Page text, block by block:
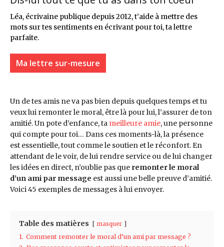
Léa, écrivaine publique depuis 2012, t’aide à mettre des
mots sur tes sentiments en écrivant pour toi, ta lettre
parfaite.
Ma lettre sur-mesure
Un de tes amis ne va pas bien depuis quelques temps et tu
veux lui remonter le moral, être là pour lui, l’assurer de ton
amitié. Un pote d’enfance, ta meilleure amie, une personne
qui compte pour toi… Dans ces moments-là, la présence
est essentielle, tout comme le soutien et le réconfort. En
attendant de le voir, de lui rendre service ou de lui changer
les idées en direct, n’oublie pas que remonter le moral
d’un ami par message est aussi une belle preuve d’amitié.
Voici 45 exemples de messages à lui envoyer.
Table des matières masquer
1. Comment remonter le moral d’un ami par message ?